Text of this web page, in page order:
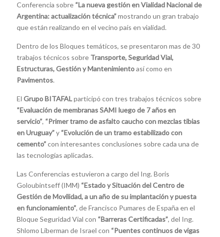
Conferencia sobre “La nueva gestión en Vialidad Nacional de
Argentina: actualización técnica”mostrando un gran trabajo
que están realizando en el vecino país en vialidad.
Dentro de los Bloques temáticos, se presentaron mas de 30
trabajos técnicos sobre Transporte, Seguridad Vial,
Estructuras, Gestión y Mantenimientoasí como en
Pavimentos.
ElGrupo BITAFALparticipó con tres trabajos técnicos sobre
“Evaluación de membranas SAMI luego de 7 años en
servicio”, “Primer tramo de asfalto caucho con mezclas tibias
en Uruguay”y “Evolución de un tramo estabilizado con
cemento”con interesantes conclusiones sobre cada una de
las tecnologías aplicadas.
Las Conferencias estuvieron a cargo del Ing. Boris
Goloubintseff (IMM) “Estado y Situación del Centro de
Gestión de Movilidad, a un año de su implantación y puesta
en funcionamiento”, de Francisco Pumares de España en el
Bloque Seguridad Vial con “Barreras Certificadas”, del Ing.
Shlomo Liberman de Israel con “Puentes continuos de vigas